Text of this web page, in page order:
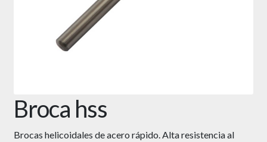
Broca hss
Brocas helicoidales de acero rápido. Alta resistencia al